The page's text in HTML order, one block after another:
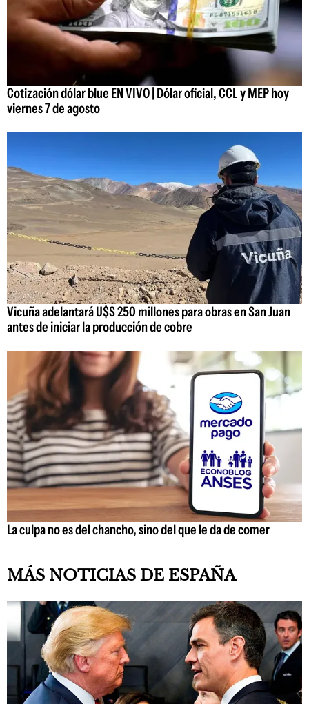
Cotización dólar blue EN VIVO | Dólar oficial, CCL y MEP hoy
viernes 7 de agosto
Vicuña adelantará U$S 250 millones para obras en San Juan
antes de iniciar la producción de cobre
La culpa no es del chancho, sino del que le da de comer
MÁS NOTICIAS DE ESPAÑA